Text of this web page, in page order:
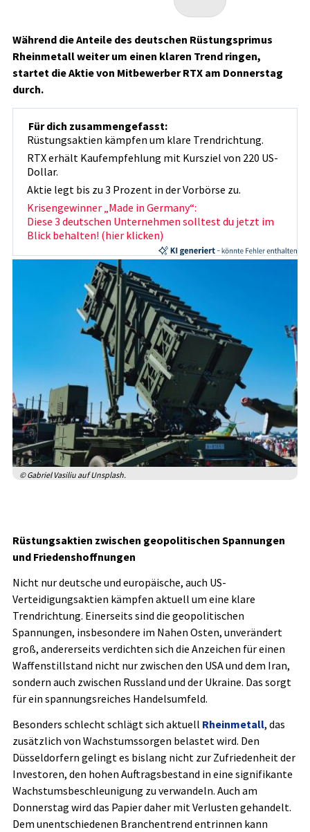
Während die Anteile des deutschen Rüstungsprimus
Rheinmetall weiter um einen klaren Trend ringen,
startet die Aktie von Mitbewerber RTX am Donnerstag
durch.
Für dich zusammengefasst:
Rüstungsaktien kämpfen um klare Trendrichtung.
RTX erhält Kaufempfehlung mit Kursziel von 220 US-
Dollar.
Aktie legt bis zu 3 Prozent in der Vorbörse zu.
Krisengewinner „Made in Germany“:
Diese 3 deutschen Unternehmen solltest du jetzt im
Blick behalten! (hier klicken)
© Gabriel Vasiliu auf Unsplash.
Rüstungsaktien zwischen geopolitischen Spannungen
und Friedenshoffnungen
Nicht nur deutsche und europäische, auch US-
Verteidigungsaktien kämpfen aktuell um eine klare
Trendrichtung. Einerseits sind die geopolitischen
Spannungen, insbesondere im Nahen Osten, unverändert
groß, andererseits verdichten sich die Anzeichen für einen
Waffenstillstand nicht nur zwischen den USA und dem Iran,
sondern auch zwischen Russland und der Ukraine. Das sorgt
für ein spannungsreiches Handelsumfeld.
Besonders schlecht schlägt sich aktuell Rheinmetall, das
zusätzlich von Wachstumssorgen belastet wird. Den
Düsseldorfern gelingt es bislang nicht zur Zufriedenheit der
Investoren, den hohen Auftragsbestand in eine signifikante
Wachstumsbeschleunigung zu verwandeln. Auch am
Donnerstag wird das Papier daher mit Verlusten gehandelt.
Dem unentschiedenen Branchentrend entrinnen kann